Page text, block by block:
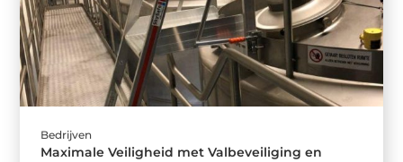
Bedrijven
Maximale Veiligheid met Valbeveiliging en